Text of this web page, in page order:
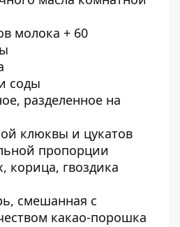
молока + 60
соды
разделенное на
клюквы и цукатов
пропорции
корица, гвоздика
смешанная с
какао-порошка